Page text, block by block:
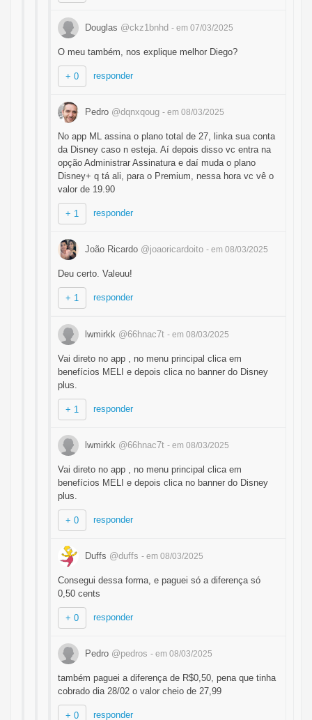
Douglas @ckz1bnhd - em 07/03/2025
O meu também, nos explique melhor Diego?
+ 0 responder
Pedro @dqnxqoug - em 08/03/2025
No app ML assina o plano total de 27, linka sua conta
da Disney caso n esteja. Aí depois disso vc entra na
opção Administrar Assinatura e daí muda o plano
Disney+ q tá ali, para o Premium, nessa hora vc vê o
valor de 19.90
+ 1 responder
João Ricardo @joaoricardoito - em 08/03/2025
Deu certo. Valeuu!
+ 1 responder
lwmirkk @66hnac7t - em 08/03/2025
Vai direto no app , no menu principal clica em
benefícios MELI e depois clica no banner do Disney
plus.
+ 1 responder
lwmirkk @66hnac7t - em 08/03/2025
Vai direto no app , no menu principal clica em
benefícios MELI e depois clica no banner do Disney
plus.
+ 0 responder
Duffs @duffs - em 08/03/2025
Consegui dessa forma, e paguei só a diferença só
0,50 cents
+ 0 responder
Pedro @pedros - em 08/03/2025
também paguei a diferença de R$0,50, pena que tinha
cobrado dia 28/02 o valor cheio de 27,99
+ 0 responder